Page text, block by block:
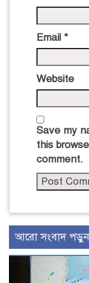
Email *
Website
Save my
this
comment.
আরো সংবাদ পড়ুন